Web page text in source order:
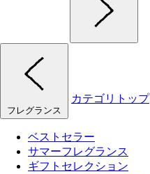
フレグランス
カテゴリトップ
ベストセラー
サマーフレグランス
ギフトセレクション